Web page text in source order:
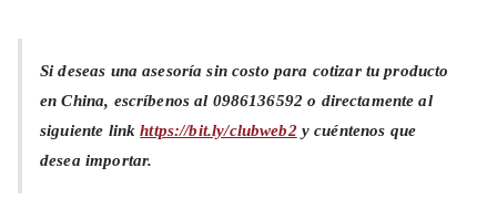
Si deseas una asesoría sin costo para cotizar tu producto
en China, escríbenos al 0986136592 o directamente al
siguiente linkhttps://bit.ly/clubweb2y cuéntenos que
desea importar.